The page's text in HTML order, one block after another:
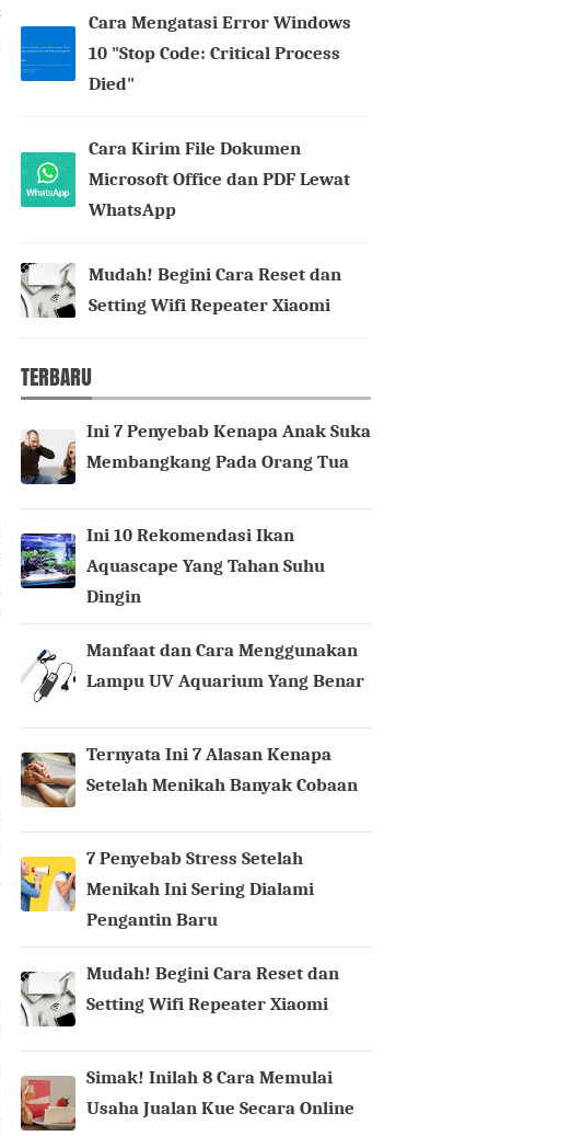
Cara Mengatasi Error Windows
10 "Stop Code: Critical Process
Died"
Cara Kirim File Dokumen
Microsoft Office dan PDF Lewat
WhatsApp
Mudah! Begini Cara Reset dan
Setting Wifi Repeater Xiaomi
TERBARU
Ini 7 Penyebab Kenapa Anak Suka
Membangkang Pada Orang Tua
Ini 10 Rekomendasi Ikan
Aquascape Yang Tahan Suhu
Dingin
Manfaat dan Cara Menggunakan
Lampu UV Aquarium Yang Benar
Ternyata Ini 7 Alasan Kenapa
Setelah Menikah Banyak Cobaan
7 Penyebab Stress Setelah
Menikah Ini Sering Dialami
Pengantin Baru
Mudah! Begini Cara Reset dan
Setting Wifi Repeater Xiaomi
Simak! Inilah 8 Cara Memulai
Usaha Jualan Kue Secara Online